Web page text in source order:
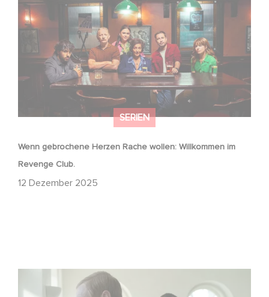
SERIEN
Wenn gebrochene Herzen Rache wollen: Willkommen im
Revenge Club.
12 Dezember 2025
Revenge Club.
Macht, Geheimnisse, Manipulation – wer zieht die Fäden
im Verborgenen?